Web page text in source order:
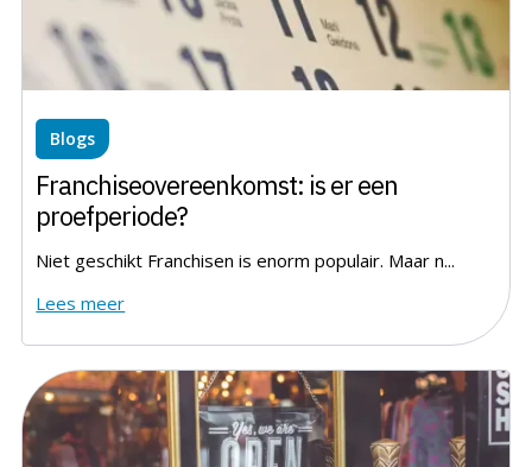
Blogs
Franchiseovereenkomst: is er een
proefperiode?
Niet geschikt Franchisen is enorm populair. Maar n...
Lees meer